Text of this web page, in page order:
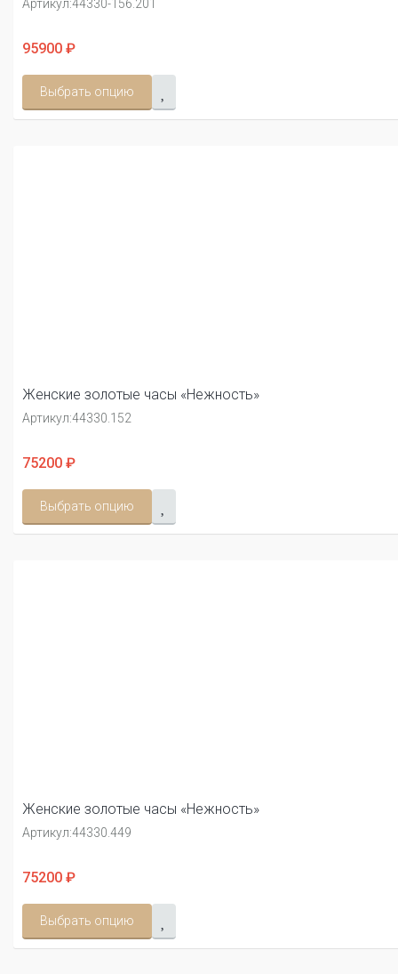
Артикул:44330-156.201
95900 ₽
Выбрать опцию
Женские золотые часы «Нежность»
Артикул:44330.152
75200 ₽
Выбрать опцию
Женские золотые часы «Нежность»
Артикул:44330.449
75200 ₽
Выбрать опцию